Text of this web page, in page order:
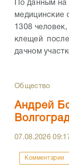
По данным на
медицинские
1308
клещей после
дачном
Общество
Андрей
07.08.2026
Комментарии